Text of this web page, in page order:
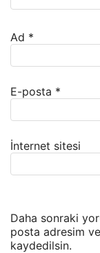
Ad *
E-posta *
İnternet sitesi
Daha sonraki
posta adresim
kaydedilsin.